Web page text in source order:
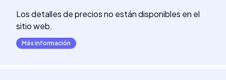
Los detalles de precios no están disponibles en el
sitio web.
Más información